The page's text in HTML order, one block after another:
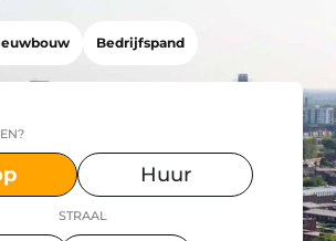
Bedrijfspand
Huur
STRAAL